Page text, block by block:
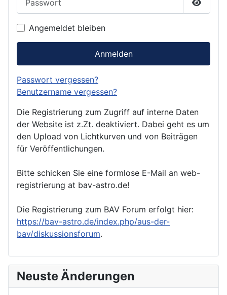
Angemeldet bleiben
Anmelden
Passwort vergessen?
Benutzername vergessen?
Die Registrierung zum Zugriff auf interne Daten
der Website ist z.Zt. deaktiviert. Dabei geht es um
den Upload von Lichtkurven und von Beiträgen
für Veröffentlichungen.
Bitte schicken Sie eine formlose E-Mail an web-
registrierung at bav-astro.de!
Die Registrierung zum BAV Forum erfolgt hier:
https://bav-astro.de/index.php/aus-der-
bav/diskussionsforum.
Neuste Änderungen